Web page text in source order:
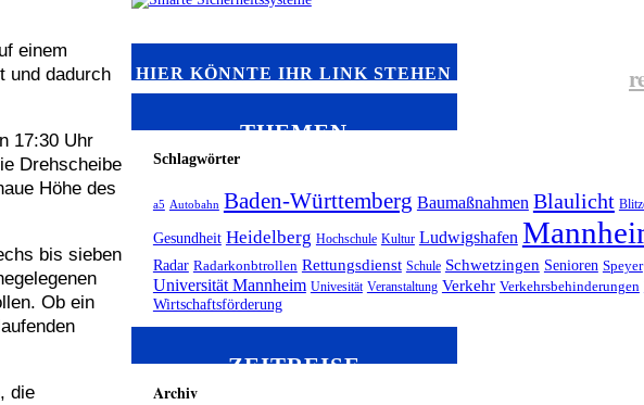
einem
und dadurch
17:30 Uhr
Drehscheibe
Höhe des
bis sieben
Ob ein
die
HIER KÖNNTE IHR LINK STEHEN
THEMEN
Schlagwörter
a5 Autobahn Baden-Württemberg Baumaßnahmen Blaulicht
Gesundheit Heidelberg Hochschule Kultur Ludwigshafen
Radar Radarkonbtrollen Rettungsdienst Schule Schwetzingen Senioren Speyer
Universität Mannheim Univesität Veranstaltung Verkehr Verkehrsbehinderungen
Wirtschaftsförderung
ZEITREISE
Archiv